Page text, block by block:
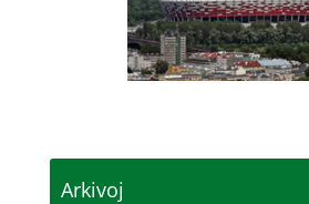
Arkivoj